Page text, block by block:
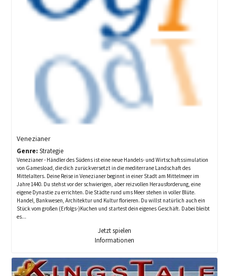
Venezianer
Genre: Strategie
Venezianer - Händler des Südens ist eine neue Handels- und Wirtschaftssimulation
von Gamesload, die dich zurückversetzt in die mediterrane Landschaft des
Mittelalters. Deine Reise in Venezianer beginnt in einer Stadt am Mittelmeer im
Jahre 1440. Du stehst vor der schwierigen, aber reizvollen Herausforderung, eine
eigene Dynastie zu errichten. Die Städte rund ums Meer stehen in voller Blüte.
Handel, Bankwesen, Architektur und Kultur florieren. Du willst natürlich auch ein
Stück vom großen (Erfolgs-)Kuchen und startest dein eigenes Geschäft. Dabei bleibt
es...
Jetzt spielen
Informationen